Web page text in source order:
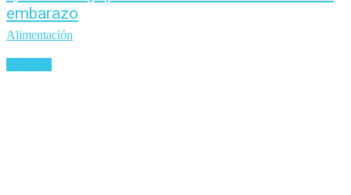
embarazo
Alimentación